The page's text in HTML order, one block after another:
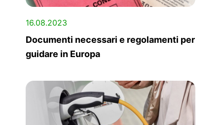
16.08.2023
Documenti necessari e regolamenti per
guidare in Europa